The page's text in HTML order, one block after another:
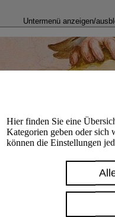
Hier finden Sie eine
Kategorien geben oder sich
können die Einstellungen
Untermenü anzeigen/